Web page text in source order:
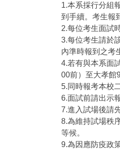
1.本系採行分組
到手續。考生報
2.每位考生面試
3.每位考生請於
內準時報到之考
4.若有與本系面
00前）至大孝館
5.同時報考本校
6.面試前請出示
7.進入試場後請
8.為維持試場秩
等候。
9.為因應防疫政